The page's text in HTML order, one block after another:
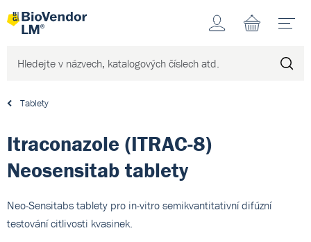
Účet
Tablety
Itraconazole (ITRAC-8)
Neosensitab tablety
Neo-Sensitabs tablety pro in-vitro semikvantitativní difúzní
testování citlivosti kvasinek.